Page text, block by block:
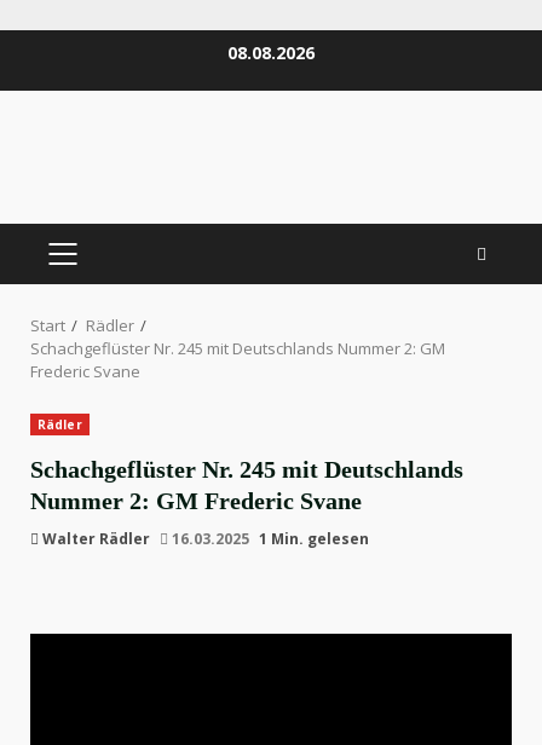
08.08.2026
PRIMÄRES
Start
Rädler
Schachgeflüster Nr. 245 mit Deutschlands Nummer 2: GM
Frederic Svane
Rädler
Schachgeflüster Nr. 245 mit Deutschlands
Nummer 2: GM Frederic Svane
Walter Rädler 16.03.2025 1 Min. gelesen